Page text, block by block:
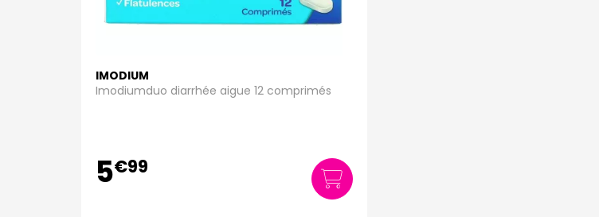
IMODIUM
Imodiumduo diarrhée aigue 12 comprimés
5€99